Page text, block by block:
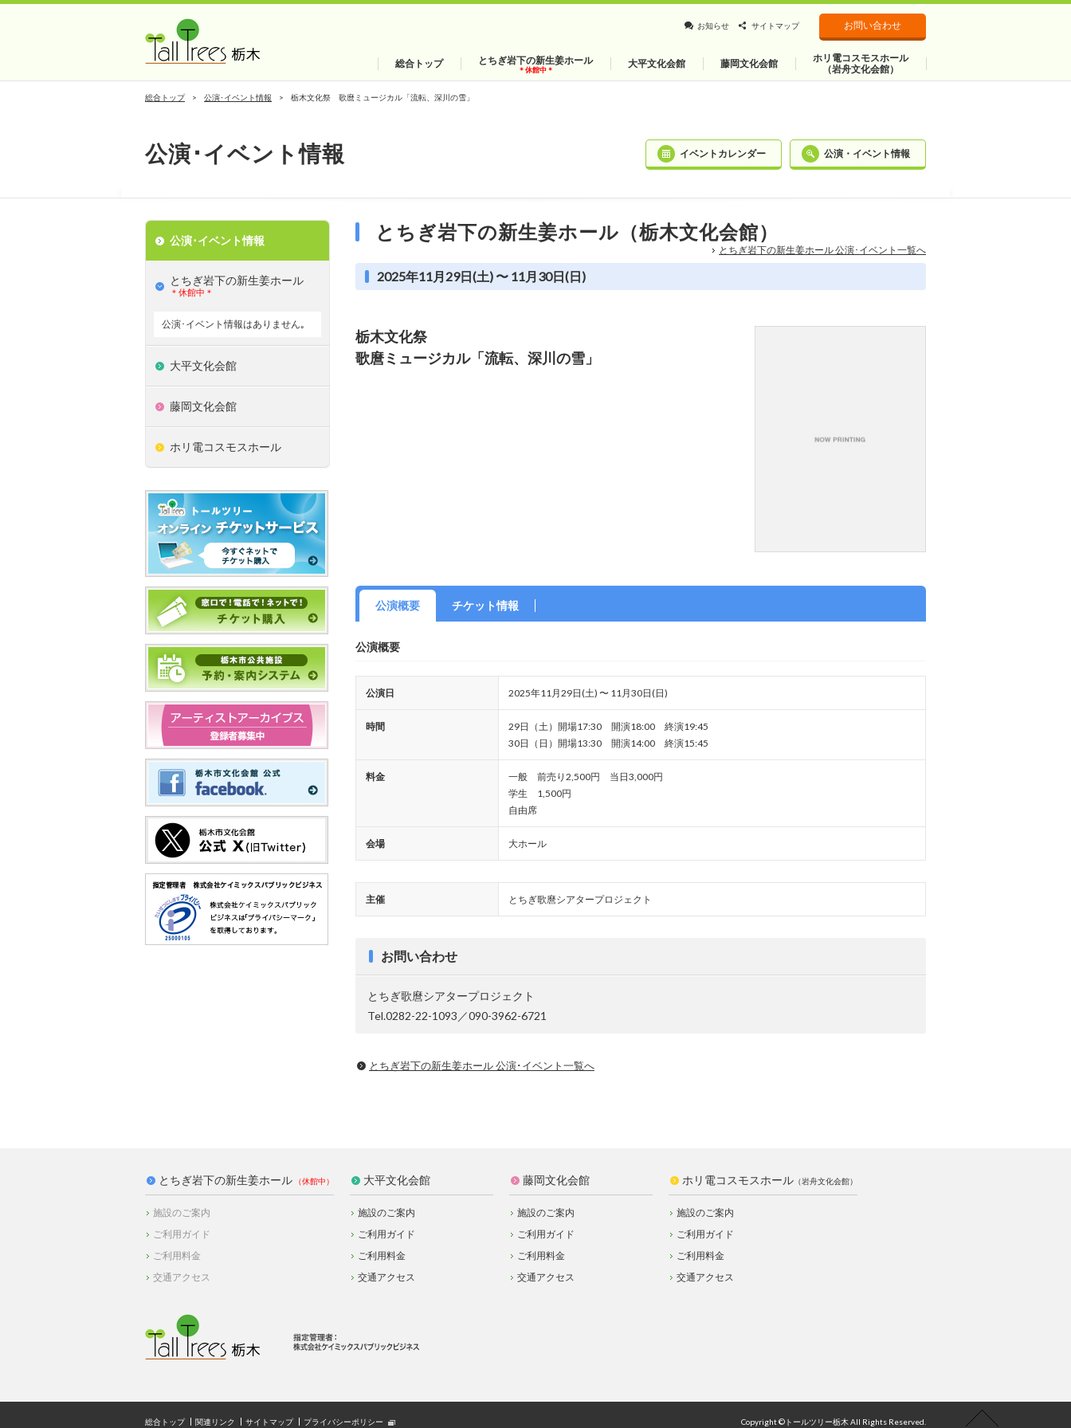
総合トップ とちぎ岩下の新生姜ホール
＊休館中＊ 大平文化会館 藤岡文化会館
ホリ電コスモスホール
（岩舟文化会館）
お知らせ サイトマップ お問い合わせ
総合トップ 公演･イベント情報 栃木文化祭 歌麿ミュージカル「流転、深川の雪」
公演･イベント情報 イベントカレンダー 公演・イベント情報
とちぎ岩下の新生姜ホール（栃木文化会館）
とちぎ岩下の新⽣姜ホール 公演･イベント一覧へ
2025年11月29日(土) 〜 11月30日(日)
栃木文化祭
歌麿ミュージカル「流転、深川の雪」
公演概要 チケット情報
公演概要
公演日 2025年11月29日(土) 〜 11月30日(日)
時間
29日（土）開場17:30 開演18:00 終演19:45
30日（日）開場13:30 開演14:00 終演15:45
料金
一般 前売り2,500円 当日3,000円
学生 1,500円
自由席
会場 大ホール
主催 とちぎ歌麿シアタープロジェクト
お問い合わせ
とちぎ歌麿シアタープロジェクト
Tel.0282-22-1093／090-3962-6721
とちぎ岩下の新⽣姜ホール 公演･イベント一覧へ
公演･イベント情報
とちぎ岩下の新⽣姜ホール
＊休館中＊
公演･イベント情報はありません｡
大平文化会館
藤岡文化会館
ホリ電コスモスホール
とちぎ岩下の新生姜ホール
施設のご案内
ご利用ガイド
ご利用料金
交通アクセス
大平文化会館
施設のご案内
ご利用ガイド
ご利用料金
交通アクセス
藤岡文化会館
施設のご案内
ご利用ガイド
ご利用料金
交通アクセス
ホリ電コスモスホール （岩舟文化会館）
施設のご案内
ご利用ガイド
ご利用料金
交通アクセス
総合トップ 関連リンク サイトマップ プライバシーポリシー Copyright ©トールツリー栃木 All Rights Reserved.